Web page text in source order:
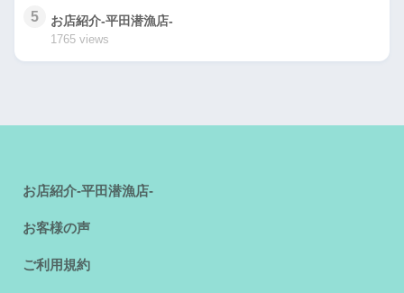
5 お店紹介-平田潜漁店-
1765 views
お店紹介-平田潜漁店-
お客様の声
ご利用規約